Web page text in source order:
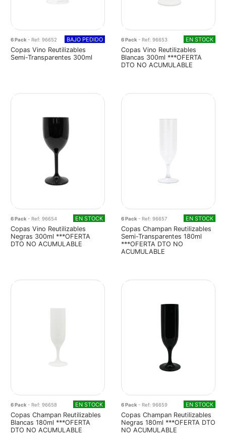
6 Pack- Ref: 96652 BAJO PEDIDO
Copas Vino Reutilizables
Semi-Transparentes 300ml
6 Pack- Ref: 96653 EN STOCK
Copas Vino Reutilizables
Blancas 300ml ***OFERTA
DTO NO ACUMULABLE
6 Pack - Ref: 96654 EN STOCK
Copas Vino Reutilizables
Negras 300ml ***OFERTA
DTO NO ACUMULABLE
6 Pack - Ref: 96657 EN STOCK
Copas Champan Reutilizables
Semi-Transparentes 180ml
***OFERTA DTO NO
ACUMULABLE
6 Pack- Ref: 96658 EN STOCK
Copas Champan Reutilizables
Blancas 180ml ***OFERTA
DTO NO ACUMULABLE
6 Pack- Ref: 96659 EN STOCK
Copas Champan Reutilizables
Negras 180ml ***OFERTA DTO
NO ACUMULABLE